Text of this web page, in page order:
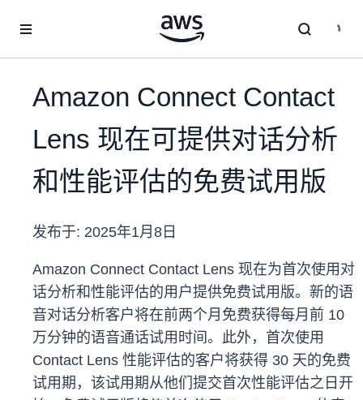
Amazon Connect Contact
Lens 现在可提供对话分析
和性能评估的免费试用版
发布于: 2025年1月8日
Amazon Connect Contact Lens 现在为首次使用对
话分析和性能评估的用户提供免费试用版。新的语
音对话分析客户将在前两个月免费获得每月前 10
万分钟的语音通话试用时间。此外，首次使用
Contact Lens 性能评估的客户将获得 30 天的免费
试用期，该试用期从他们提交首次性能评估之日开